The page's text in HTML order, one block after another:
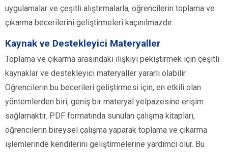
uygulamalar ve çeşitli alıştırmalarla, öğrencilerin toplama ve
çıkarma becerilerini geliştirmeleri kaçınılmazdır.
Kaynak ve Destekleyici Materyaller
Toplama ve çıkarma arasındaki ilişkiyi pekiştirmek için çeşitli
kaynaklar ve destekleyici materyaller yararlı olabilir.
Öğrencilerin bu becerileri geliştirmesi için, en etkili olan
yöntemlerden biri, geniş bir materyal yelpazesine erişim
sağlamaktır. PDF formatında sunulan çalışma kitapları,
öğrencilerin bireysel çalışma yaparak toplama ve çıkarma
işlemlerinde kendilerini geliştirmelerine yardımcı olur. Bu